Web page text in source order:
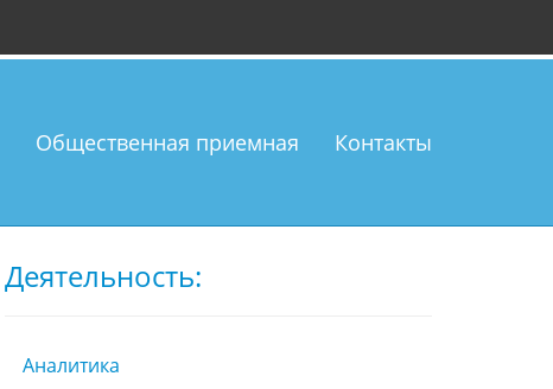
Общественная приемная Контакты
Деятельность:
Аналитика